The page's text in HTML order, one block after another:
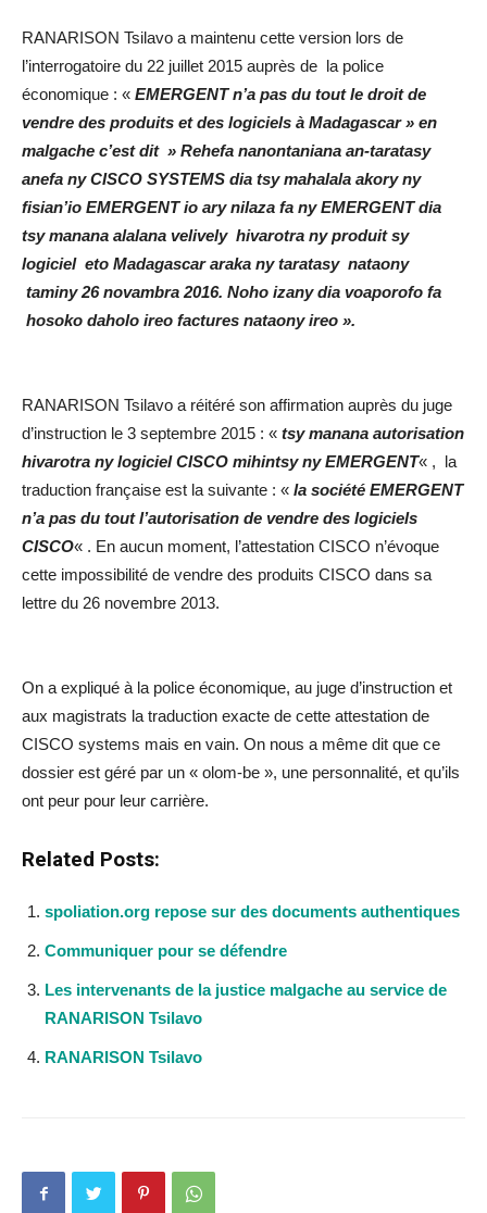
RANARISON Tsilavo a maintenu cette version lors de
l’interrogatoire du 22 juillet 2015 auprès de la police
économique : « EMERGENT n’a pas du tout le droit de
vendre des produits et des logiciels à Madagascar » en
malgache c’est dit » Rehefa nanontaniana an-taratasy
anefa ny CISCO SYSTEMS dia tsy mahalala akory ny
fisian’io EMERGENT io ary nilaza fa ny EMERGENT dia
tsy manana alalana velively hivarotra ny produit sy
logiciel eto Madagascar araka ny taratasy nataony
taminy 26 novambra 2016. Noho izany dia voaporofo fa
hosoko daholo ireo factures nataony ireo ».
RANARISON Tsilavo a réitéré son affirmation auprès du juge
d’instruction le 3 septembre 2015 : « tsy manana autorisation
hivarotra ny logiciel CISCO mihintsy ny EMERGENT« , la
traduction française est la suivante : « la société EMERGENT
n’a pas du tout l’autorisation de vendre des logiciels
CISCO« . En aucun moment, l’attestation CISCO n’évoque
cette impossibilité de vendre des produits CISCO dans sa
lettre du 26 novembre 2013.
On a expliqué à la police économique, au juge d’instruction et
aux magistrats la traduction exacte de cette attestation de
CISCO systems mais en vain. On nous a même dit que ce
dossier est géré par un « olom-be », une personnalité, et qu’ils
ont peur pour leur carrière.
Related Posts:
spoliation.org repose sur des documents authentiques
Communiquer pour se défendre
Les intervenants de la justice malgache au service de
RANARISON Tsilavo
RANARISON Tsilavo